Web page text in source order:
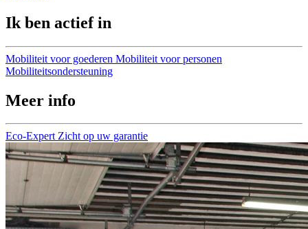
Ik ben actief in
Mobiliteit voor goederen Mobiliteit voor personen
Mobiliteitsondersteuning
Meer info
Eco-Expert Zicht op uw garantie